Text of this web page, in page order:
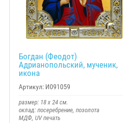
Богдан (Феодот)
Адрианопольский, мученик,
икона
Артикул: И091059
размер: 18 х 24 см.
оклад: посеребрение, позолота
МДФ, UV печать